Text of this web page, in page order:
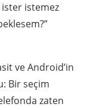
ister istemez
ve Android’in
Bir seçim
zaten